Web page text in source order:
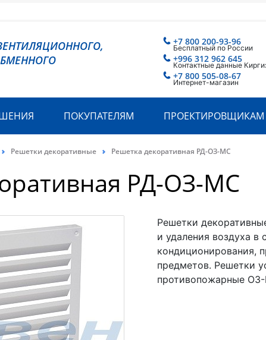
+7 800 200-93-96
Бесплатный по России
+7 800 505-08-67
Интернет-магазин
+996 312 962 645
Контактные данные
ПОКУПАТЕЛЯМ ПРОЕКТИРОВЩИКАМ
Решетки декоративные Решетка декоративная РД-ОЗ-МС
РД-ОЗ-МС
Решетки
и удаления воздуха в
кондиционирования,
предметов. Решетки
противопожарные